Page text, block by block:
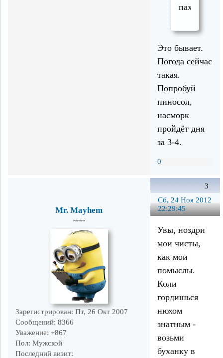
пахнет.
Это бывает.
Погода сейчас
такая.
Попробуй
пиносол,
насморк
пройдёт дня
за 3-4.
0
3
Сб, 24 Ноя 2012
22:29:45
Mr. Mayhem
~~~
Зарегистрирован: Пт, 26 Окт 2007
Сообщений: 8366
Уважение: +867
Пол: Мужской
Последний визит:
Увы, ноздри
мои чисты,
как мои
помыслы.
Коли
гордишься
нюхом
знатным -
возьми
буханку в